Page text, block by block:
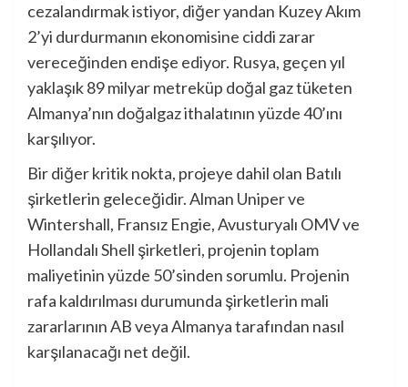
cezalandırmak istiyor, diğer yandan Kuzey Akım
2’yi durdurmanın ekonomisine ciddi zarar
vereceğinden endişe ediyor. Rusya, geçen yıl
yaklaşık 89 milyar metreküp doğal gaz tüketen
Almanya’nın doğalgaz ithalatının yüzde 40’ını
karşılıyor.
Bir diğer kritik nokta, projeye dahil olan Batılı
şirketlerin geleceğidir. Alman Uniper ve
Wintershall, Fransız Engie, Avusturyalı OMV ve
Hollandalı Shell şirketleri, projenin toplam
maliyetinin yüzde 50’sinden sorumlu. Projenin
rafa kaldırılması durumunda şirketlerin mali
zararlarının AB veya Almanya tarafından nasıl
karşılanacağı net değil.